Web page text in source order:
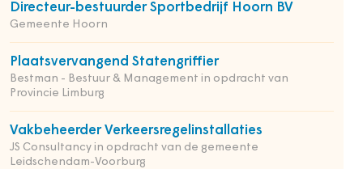
Directeur-bestuurder Sportbedrijf Hoorn BV
Gemeente Hoorn
Plaatsvervangend Statengriffier
Bestman - Bestuur & Management in opdracht van
Provincie Limburg
Vakbeheerder Verkeersregelinstallaties
JS Consultancy in opdracht van de gemeente
Leidschendam-Voorburg